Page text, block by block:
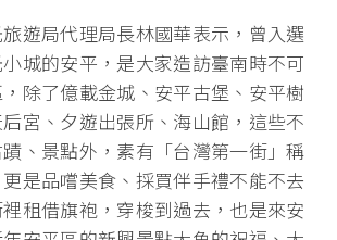
遊局代理局長林國華表示，曾入選
城的安平，是大家造訪臺南時不可
除了億載金城、安平古堡、安平樹
宮、夕遊出張所、海山館，這些不
、景點外，素有「台灣第一街」稱
是品嚐美食、採買伴手禮不能不去
租借旗袍，穿梭到過去，也是來安